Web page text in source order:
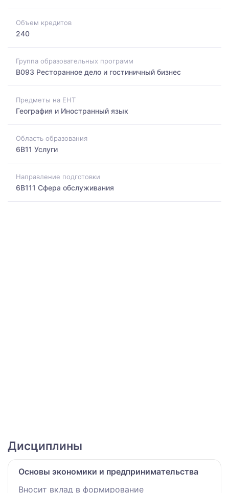
Объем кредитов
240
Группа образовательных программ
B093 Ресторанное дело и гостиничный бизнес
Предметы на ЕНТ
География и Иностранный язык
Область образования
6B11 Услуги
Направление подготовки
6B111 Сфера обслуживания
Дисциплины
Основы экономики и предпринимательства
Вносит вклад в формирование